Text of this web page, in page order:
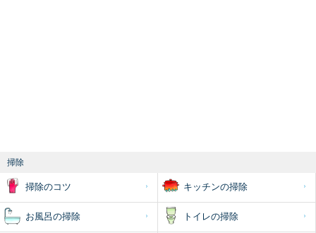
掃除
掃除のコツ キッチンの掃除
お風呂の掃除 トイレの掃除